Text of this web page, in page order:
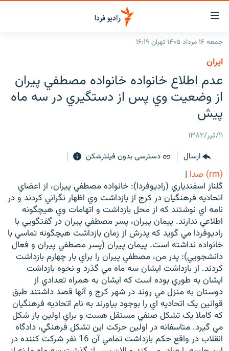
لینک‌های
قابلیت
دسترسی
بازگشت
منوی
اصلی
رفتن
صفحه
جهان
رادیو
گزارش‌های تصویری
گزارش‌های ویدئویی
زنان فردا
English
به ما بپیوندید
زبان‌های دیگر
جمعه ۱۶ مرداد ۱۴۰۵ تهران ۱۶:۱۹
ايران
عدم اطلاع خانواده خانواده مصطفي پيران
از وضعيت وي پس از دستگيري در سه ماه
پيش
۱۱/تیر/۱۳۸۲
ارسال
دسترسی بدون فیلترشکن
(rm) صدا
|
گلناز اسفندياري (راديوفردا): خانواده مصطفي پيران، از اعضاي
اتحاديه فرهنگيان در کرج از بازداشت وي اظهار نگراني کردند و در
نامه اي نوشتند که از محل بازداشت و اتهامات وي هيچگونه
اطلاعي ندارند. پيمان پيران، پسر مصطفي پيران در گفتگويي با
راديوفردا مي گويد که پدرش از زمان بازداشت هيچگونه تماسي با
خانواده نداشته است. پيمان پيران (پسر مصطفي پيران و فعال
دانشجويي): پدر من، مصطفي پيران را براي بار چهارم بازداشت
کردند. از بازداشت ايشان سه ماه مي گذرد و نحوه بازداشت
ايشان به طوري بوده است که ايشان به همراه تعدادي از
دوستان به منزل مي روند در شهر کرج و آنها قصد داشتند طبق
قوانين يک اتحاديه اي را بوجود بياورند به نام اتحاديه فرهنگيان
که کاملا يک تشکل صنفي مستقل هست و براي اولين بار شکل
مي گيرد. متاسفانه در اولين حرکت اين تشکل فرهنگي، دادگاه
انقلاب در واقع حکم بازداشت تمامي آن 16 نفر شرکت کننده در